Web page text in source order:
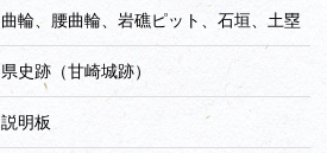
曲輪、腰曲輪、岩礁ピット、石垣、土塁
県史跡（甘崎城跡）
説明板